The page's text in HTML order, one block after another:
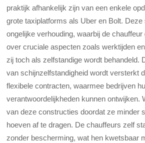
praktijk afhankelijk zijn van een enkele
grote taxiplatforms als Uber en Bolt.
ongelijke verhouding, waarbij de
over cruciale aspecten zoals werktijden
zij toch als zelfstandige wordt behandeld.
van schijnzelfstandigheid wordt versterkt
flexibele contracten, waarmee bedrijven
verantwoordelijkheden kunnen ontwijken.
van deze constructies doordat ze minder
hoeven af te dragen. De chauffeurs zelf
zonder bescherming, wat hen kwetsbaar